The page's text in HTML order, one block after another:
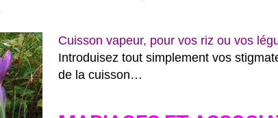
Cuisson vapeur, pour vos riz ou vos
Introduisez tout simplement vos
de la cuisson…